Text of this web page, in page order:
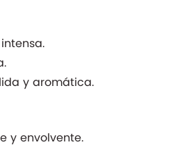
y aromática.
y envolvente.